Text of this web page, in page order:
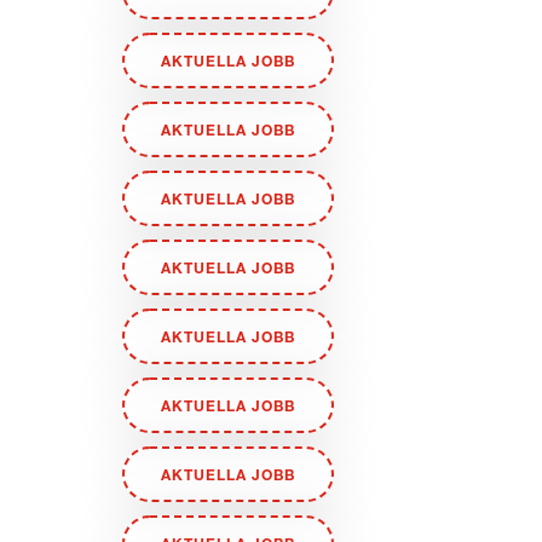
AKTUELLA JOBB
AKTUELLA JOBB
AKTUELLA JOBB
AKTUELLA JOBB
AKTUELLA JOBB
AKTUELLA JOBB
AKTUELLA JOBB